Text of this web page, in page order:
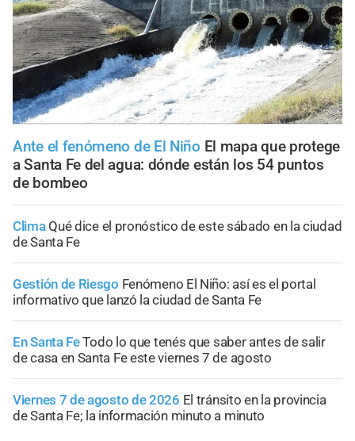
Ante el fenómeno de El Niño El mapa que protege
a Santa Fe del agua: dónde están los 54 puntos
de bombeo
Clima Qué dice el pronóstico de este sábado en la ciudad
de Santa Fe
Gestión de Riesgo Fenómeno El Niño: así es el portal
informativo que lanzó la ciudad de Santa Fe
En Santa FeTodo lo que tenés que saber antes de salir
de casa en Santa Fe este viernes 7 de agosto
Viernes 7 de agosto de 2026 El tránsito en la provincia
de Santa Fe; la información minuto a minuto